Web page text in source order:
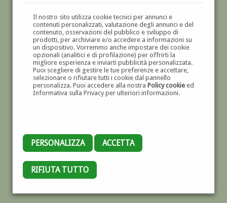
Il nostro sito utilizza cookie tecnici per annunci e
contenuti personalizzati, valutazione degli annunci e del
contenuto, osservazioni del pubblico e sviluppo di
prodotti, per archiviare e/o accedere a informazioni su
un dispositivo. Vorremmo anche impostare dei cookie
opzionali (analitici e di profilazione) per offrirti la
migliore esperienza e inviarti pubblicità personalizzata.
Puoi scegliere di gestire le tue preferenze e accettare,
selezionare o rifiutare tutti i cookie dal pannello
personalizza. Puoi accedere alla nostra Policy cookieed
Informativa sulla Privacy per ulteriori informazioni.
PERSONALIZZA ACCETTA
RIFIUTA TUTTO
GALLERIAD'ARTE
DIPINTI E SCULTURE '800 E '900